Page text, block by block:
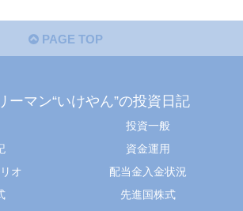
PAGE TOP
ーマン“いけやん”の投資日記
投資一般
資金運用
オ
配当金入金状況
先進国株式